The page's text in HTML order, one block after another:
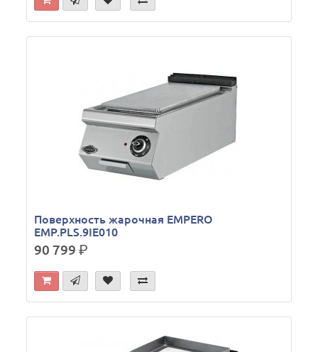
Поверхность жарочная EMPERO
EMP.PLS.9IE010
90 799р.